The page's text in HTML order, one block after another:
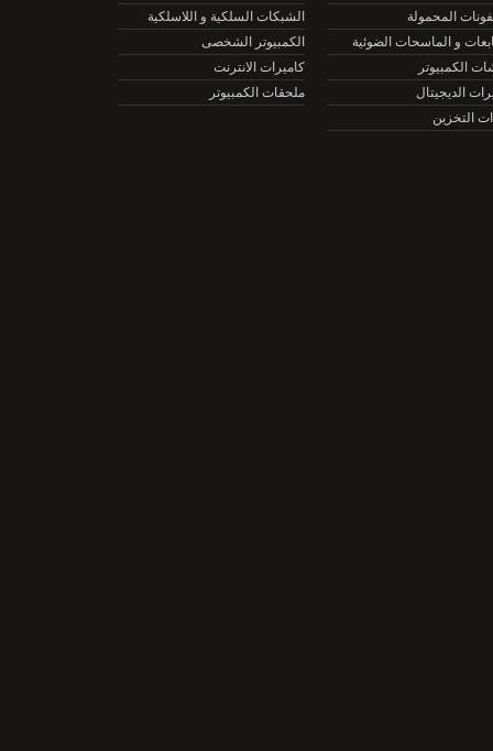
المحمولة
الشبكات السلكية و اللاسلكية
و الماسحات الضوئية
الكمبيوتر الشخصى
كاميرات الانترنت
الديجيتال
ملحقات الكمبيوتر